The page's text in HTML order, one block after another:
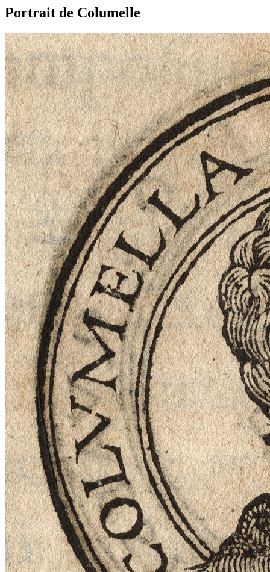
Portrait de Columelle